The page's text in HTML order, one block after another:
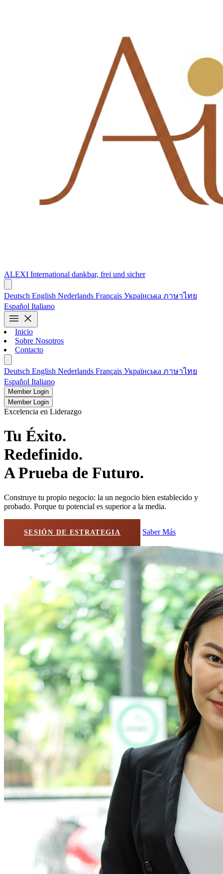
ALEXI International dankbar, frei und sicher
Deutsch English Nederlands Français Українська ภาษาไทย
Español Italiano
menu close
Inicio
Sobre Nosotros
Contacto
Deutsch English Nederlands Français Українська ภาษาไทย
Español Italiano
Member Login
Member Login
Excelencia en Liderazgo
Tu Éxito.
Redefinido.
A Prueba de Futuro.
Construye tu propio negocio: la un negocio bien establecido y
probado. Porque tu potencial es superior a la media.
SESIÓN DE ESTRATEGIA Saber Más